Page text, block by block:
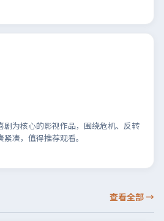
为核心的影视作品，围绕危机、反转
凑，值得推荐观看。
查看全部→